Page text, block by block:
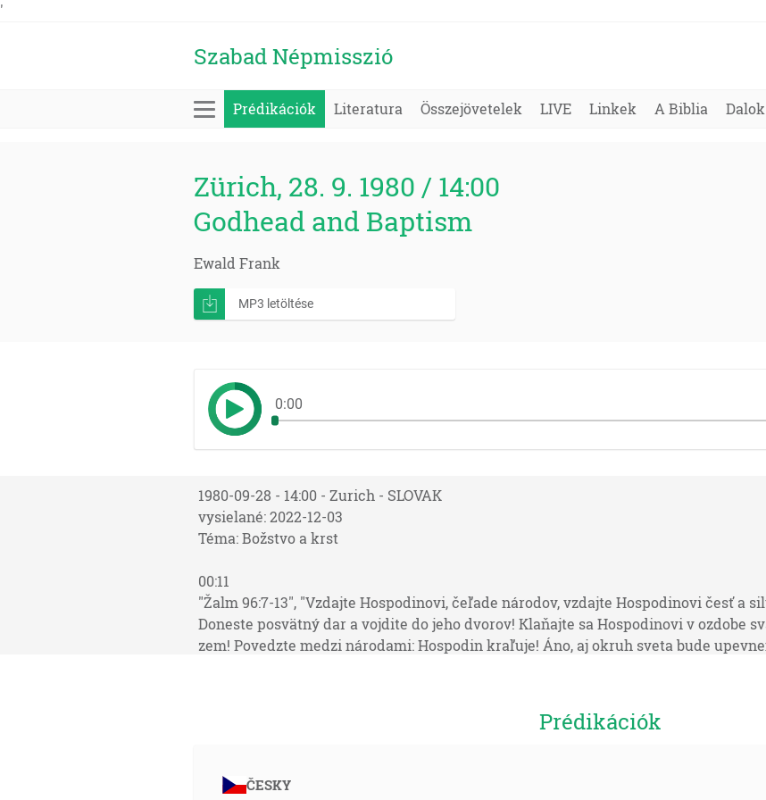
'
Szabad Népmisszió
Prédikációk Literatura Összejövetelek LIVE Linkek A Biblia Dalok
Zürich, 28. 9. 1980 / 14:00
Godhead and Baptism
Ewald Frank
MP3 letöltése
0:00
1980-09-28 - 14:00 - Zurich - SLOVAK
vysielané: 2022-12-03
Téma: Božstvo a krst
00:11
"Žalm 96:7-13", "Vzdajte Hospodinovi, čeľade národov, vzdajte Hospodinovi česť a
Doneste posvätný dar a vojdite do jeho dvorov! Klaňajte sa Hospodinovi v ozdobe
zem! Povedzte medzi národami: Hospodin kraľuje! Áno, aj okruh sveta bude
"Zjavenie 5:13", "A každé stvorenie, ktoré je na nebi a na zemi a pod zemou a na
hovoriť: Sediacemu na tróne a Baránkovi dobrorečenie a česť a sláva a sila na veky
Prédikációk
ČESKY